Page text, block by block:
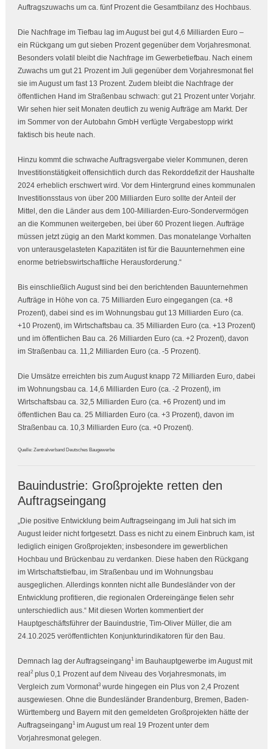
Auftragszuwachs um ca. fünf Prozent die Gesamtbilanz des Hochbaus.
Die Nachfrage im Tiefbau lag im August bei gut 4,6 Milliarden Euro –
ein Rückgang um gut sieben Prozent gegenüber dem Vorjahresmonat.
Besonders volatil bleibt die Nachfrage im Gewerbetiefbau. Nach einem
Zuwachs um gut 21 Prozent im Juli gegenüber dem Vorjahresmonat fiel
sie im August um fast 13 Prozent. Zudem bleibt die Nachfrage der
öffentlichen Hand im Straßenbau schwach: gut 21 Prozent unter Vorjahr.
Wir sehen hier seit Monaten deutlich zu wenig Aufträge am Markt. Der
im Sommer von der Autobahn GmbH verfügte Vergabestopp wirkt
faktisch bis heute nach.
Hinzu kommt die schwache Auftragsvergabe vieler Kommunen, deren
Investitionstätigkeit offensichtlich durch das Rekorddefizit der Haushalte
2024 erheblich erschwert wird. Vor dem Hintergrund eines kommunalen
Investitionsstaus von über 200 Milliarden Euro sollte der Anteil der
Mittel, den die Länder aus dem 100-Milliarden-Euro-Sondervermögen
an die Kommunen weitergeben, bei über 60 Prozent liegen. Aufträge
müssen jetzt zügig an den Markt kommen. Das monatelange Vorhalten
von unterausgelasteten Kapazitäten ist für die Bauunternehmen eine
enorme betriebswirtschaftliche Herausforderung.“
Bis einschließlich August sind bei den berichtenden Bauunternehmen
Aufträge in Höhe von ca. 75 Milliarden Euro eingegangen (ca. +8
Prozent), dabei sind es im Wohnungsbau gut 13 Milliarden Euro (ca.
+10 Prozent), im Wirtschaftsbau ca. 35 Milliarden Euro (ca. +13 Prozent)
und im öffentlichen Bau ca. 26 Milliarden Euro (ca. +2 Prozent), davon
im Straßenbau ca. 11,2 Milliarden Euro (ca. -5 Prozent).
Die Umsätze erreichten bis zum August knapp 72 Milliarden Euro, dabei
im Wohnungsbau ca. 14,6 Milliarden Euro (ca. -2 Prozent), im
Wirtschaftsbau ca. 32,5 Milliarden Euro (ca. +6 Prozent) und im
öffentlichen Bau ca. 25 Milliarden Euro (ca. +3 Prozent), davon im
Straßenbau ca. 10,3 Milliarden Euro (ca. +0 Prozent).
Quelle: Zentralverband Deutsches Baugewerbe
Bauindustrie: Großprojekte retten den
Auftragseingang
„Die positive Entwicklung beim Auftragseingang im Juli hat sich im
August leider nicht fortgesetzt. Dass es nicht zu einem Einbruch kam, ist
lediglich einigen Großprojekten; insbesondere im gewerblichen
Hochbau und Brückenbau zu verdanken. Diese haben den Rückgang
im Wirtschaftstiefbau, im Straßenbau und im Wohnungsbau
ausgeglichen. Allerdings konnten nicht alle Bundesländer von der
Entwicklung profitieren, die regionalen Ordereingänge fielen sehr
unterschiedlich aus.“ Mit diesen Worten kommentiert der
Hauptgeschäftsführer der Bauindustrie, Tim-Oliver Müller, die am
24.10.2025 veröffentlichten Konjunkturindikatoren für den Bau.
Demnach lag der Auftragseingang1im Bauhauptgewerbe im August mit
real 2plus 0,1 Prozent auf dem Niveau des Vorjahresmonats, im
Vergleich zum Vormonat3wurde hingegen ein Plus von 2,4 Prozent
ausgewiesen. Ohne die Bundesländer Brandenburg, Bremen, Baden-
Württemberg und Bayern mit den gemeldeten Großprojekten hätte der
Auftragseingang1im August um real 19 Prozent unter dem
Vorjahresmonat gelegen.